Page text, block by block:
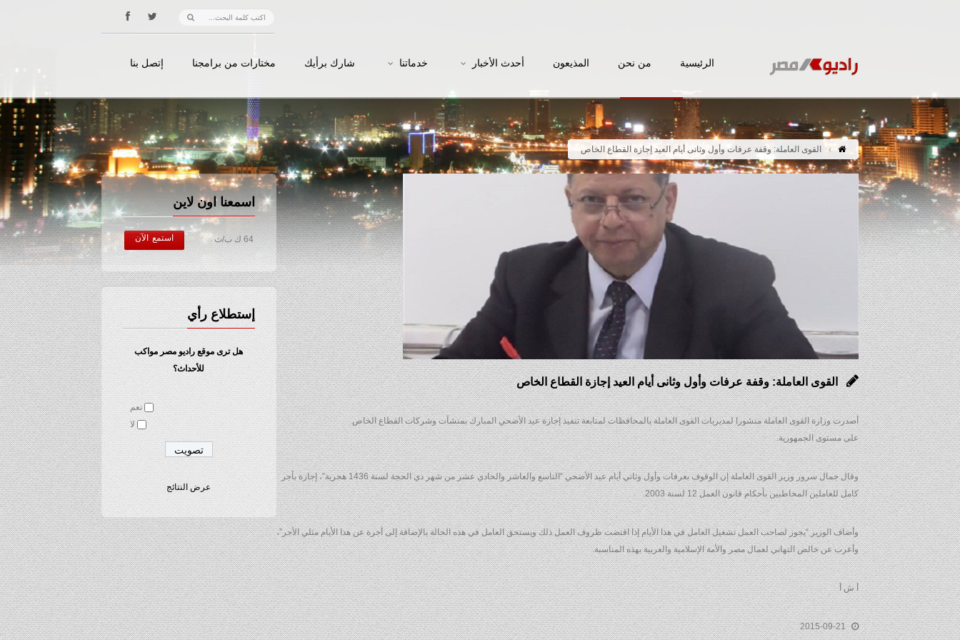
الرئيسية من نحن المذيعون أحدث الأخبار خدماتنا شارك برأيك مختارات من برامجنا إتصل بنا
القوى العاملة: وقفة عرفات وأول وثانى أيام العيد إجازة القطاع الخاص
اسمعنا اون لاين
64 ك ب/ث استمع الآن
إستطلاع رأي
هل ترى موقع راديو مصر مواكب
للأحداث؟
نعم
لا
عرض النتائج
القوى العاملة: وقفة عرفات وأول وثانى أيام العيد إجازة القطاع الخاص
أصدرت وزارة القوى العاملة منشورا لمديريات القوى العاملة بالمحافظات لمتابعة تنفيذ إجازة عيد الأضحي المبارك بمنشآت وشركات القطاع الخاص
على مستوى الجمهورية.
وقال جمال سرور وزير القوى العاملة إن الوقوف بعرفات وأول وثاني أيام عيد الأضحي “التاسع والعاشر والحادي عشر من شهر ذي الحجة لسنة 1436 هجرية”، إجازة بأجر
كامل للعاملين المخاطبين بأحكام قانون العمل 12 لسنة 2003.
وأضاف الوزير “يجوز لصاحب العمل تشغيل العامل في هذا الأيام إذا اقتضت ظروف العمل ذلك ويستحق العامل في هذه الحالة بالإضافة إلى أجرة عن هذا الأيام مثلي الأجر”،
وأعرب عن خالص التهاني لعمال مصر والأمة الإسلامية والعربية بهذه المناسبة.
أ ش أ
2015-09-21